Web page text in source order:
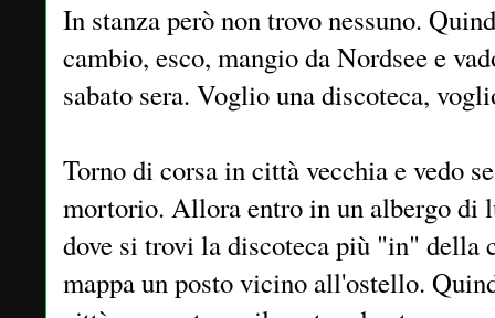
In stanza però non trovo nessuno.
cambio, esco, mangio da Nordsee e
sabato sera. Voglio una discoteca,
Torno di corsa in città vecchia e vedo
mortorio. Allora entro in un albergo di
dove si trovi la discoteca più "in" della
mappa un posto vicino all'ostello.